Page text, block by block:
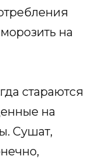
на
стараются
на
Сушат,